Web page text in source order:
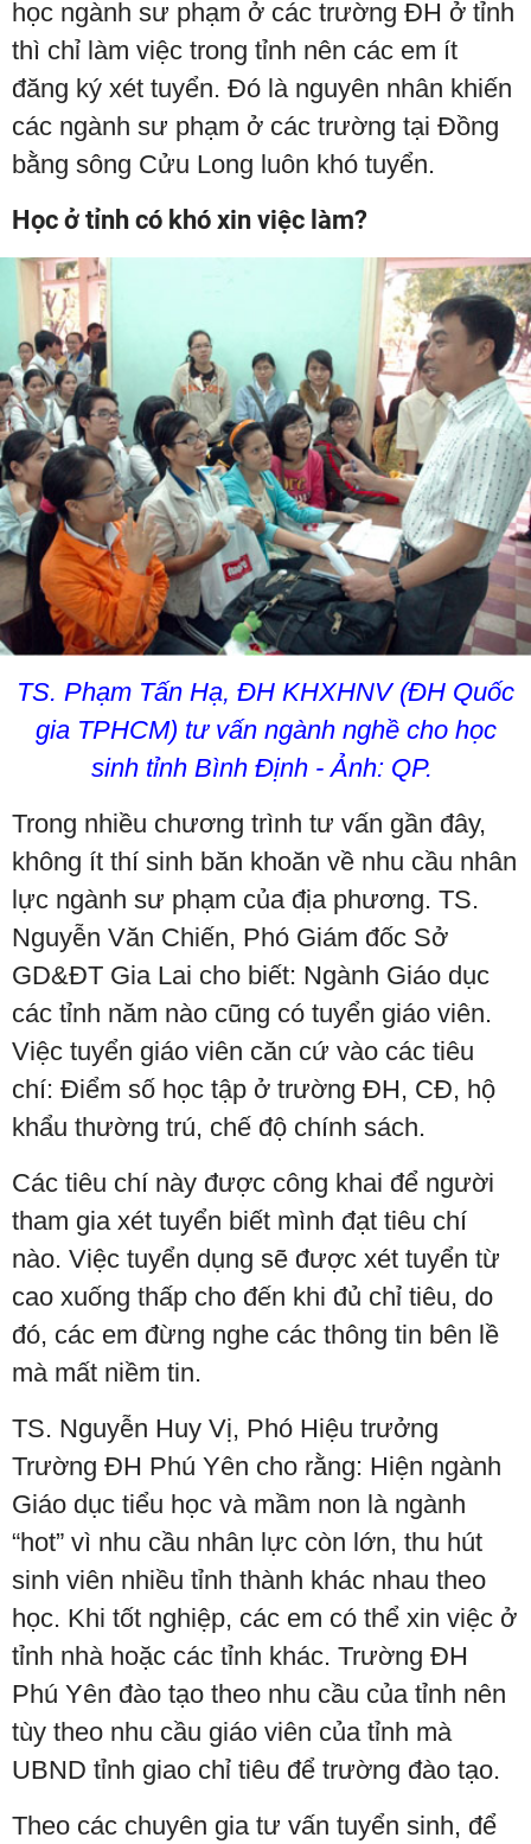
học ngành sư phạm ở các trường ĐH ở tỉnh
thì chỉ làm việc trong tỉnh nên các em ít
đăng ký xét tuyển. Đó là nguyên nhân khiến
các ngành sư phạm ở các trường tại Đồng
bằng sông Cửu Long luôn khó tuyển.
Học ở tỉnh có khó xin việc làm?
TS. Phạm Tấn Hạ, ĐH KHXHNV (ĐH Quốc
gia TPHCM) tư vấn ngành nghề cho học
sinh tỉnh Bình Định - Ảnh: QP.
Trong nhiều chương trình tư vấn gần đây,
không ít thí sinh băn khoăn về nhu cầu nhân
lực ngành sư phạm của địa phương. TS.
Nguyễn Văn Chiến, Phó Giám đốc Sở
GD&ĐT Gia Lai cho biết: Ngành Giáo dục
các tỉnh năm nào cũng có tuyển giáo viên.
Việc tuyển giáo viên căn cứ vào các tiêu
chí: Điểm số học tập ở trường ĐH, CĐ, hộ
khẩu thường trú, chế độ chính sách.
Các tiêu chí này được công khai để người
tham gia xét tuyển biết mình đạt tiêu chí
nào. Việc tuyển dụng sẽ được xét tuyển từ
cao xuống thấp cho đến khi đủ chỉ tiêu, do
đó, các em đừng nghe các thông tin bên lề
mà mất niềm tin.
TS. Nguyễn Huy Vị, Phó Hiệu trưởng
Trường ĐH Phú Yên cho rằng: Hiện ngành
Giáo dục tiểu học và mầm non là ngành
“hot” vì nhu cầu nhân lực còn lớn, thu hút
sinh viên nhiều tỉnh thành khác nhau theo
học. Khi tốt nghiệp, các em có thể xin việc ở
tỉnh nhà hoặc các tỉnh khác. Trường ĐH
Phú Yên đào tạo theo nhu cầu của tỉnh nên
tùy theo nhu cầu giáo viên của tỉnh mà
UBND tỉnh giao chỉ tiêu để trường đào tạo.
Theo các chuyên gia tư vấn tuyển sinh, để